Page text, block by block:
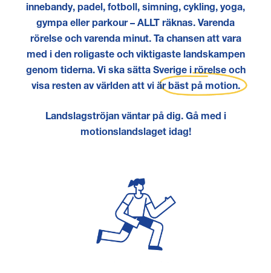
innebandy, padel, fotboll, simning, cykling, yoga,
gympa eller parkour – ALLT räknas. Varenda
rörelse och varenda minut. Ta chansen att vara
med i den roligaste och viktigaste landskampen
genom tiderna. Vi ska sätta Sverige i rörelse och
visa resten av världen att vi ärbäst på motion.
Landslagströjan väntar på dig. Gå med i
motionslandslaget idag!